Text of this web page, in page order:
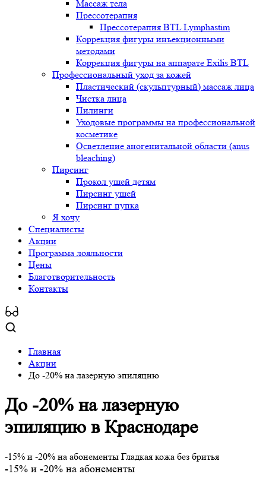
Массаж тела
Прессотерапия
Прессотерапия BTL Lymphastim
Коррекция фигуры инъекционными
методами
Коррекция фигуры на аппарате Exilis BTL
Профессиональный уход за кожей
Пластический (скульптурный) массаж лица
Чистка лица
Пилинги
Уходовые программы на профессиональной
косметике
Осветление аногенитальной области (anus
bleaching)
Пирсинг
Прокол ушей детям
Пирсинг ушей
Пирсинг пупка
Я хочу
Специалисты
Акции
Программа лояльности
Цены
Благотворительность
Контакты
Главная
Акции
До -20% на лазерную эпиляцию
До -20% на лазерную
эпиляциюв Краснодаре
-15% и -20% на абонементы Гладкая кожа без бритья
-15% и -20% на абонементы